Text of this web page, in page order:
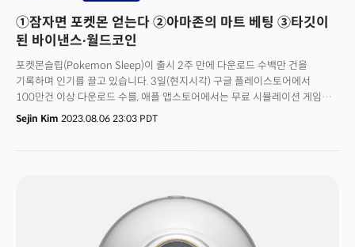
①잠자면 포켓몬 얻는다 ②아마존의 마트 베팅 ③타깃이
된 바이낸스∙월드코인
포켓몬슬립(Pokemon Sleep)이 출시 2주 만에 다운로드 수백만 건을
기록하며 인기를 끌고 있습니다. 3일(현지시각) 구글 플레이스토어에서
100만건 이상 다운로드 수를, 애플 앱스토어에서는 무료 시뮬레이션 게임
상위 2위에 있죠. 포켓몬고의 개발사 나이앤틱(Niantic)이 만든 포켓몬슬립은
일종의 수면 건강 앱입니다. 사용자가 앱을 켜놓고 자면 앱은 사용자의 수면을
3단계로 나뉩니다. 비율에 따라 그날의 수면 타입이 정해지고 사용자와 같은
특성을 가진 포켓몬이 모여들죠. 사용자는 아침에 이를 확인할 수 있습니다.
포켓몬을 위한 과자 포켓사블레, 잠만보의 성장을 위한 나무열매, 수면계측 후
Sejin Kim 2023.08.06 23:03 PDT